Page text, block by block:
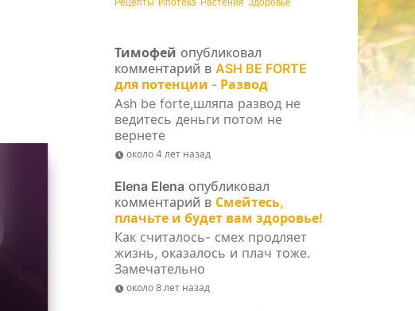
Рецепты Ипотека Растения Здоровье
Тимофей опубликовал
комментарий в ASH BE FORTE
для потенции - Развод
Ash be forte,шляпа развод не
ведитесь деньги потом не
вернете
около 4 лет назад
Elena Elena опубликовал
комментарий в Смейтесь,
плачьте и будет вам здоровье!
Как считалось- смех продляет
жизнь, оказалось и плач тоже.
Замечательно
около 8 лет назад